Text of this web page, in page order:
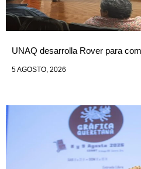
UNAQ desarrolla Rover para
5 AGOSTO, 2026